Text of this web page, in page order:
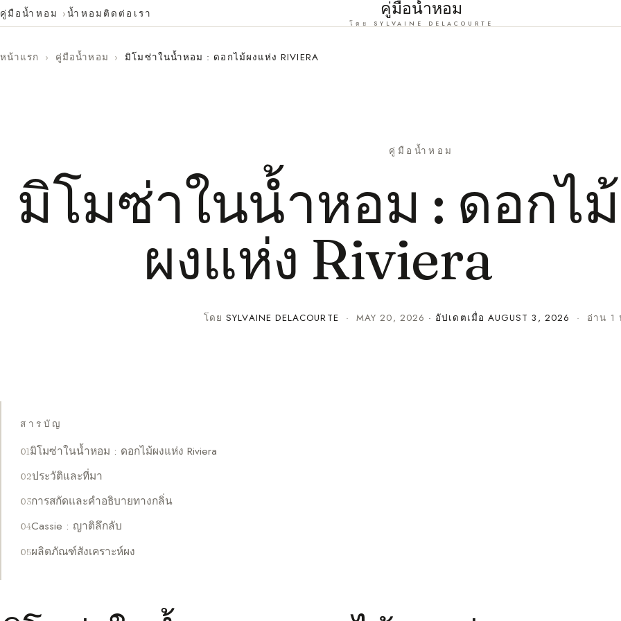
คู่มือน้ำหอม น้ำหอม ติดต่อเรา คู่มือน้ำหอม
โดย SYLVAINE DELACOURTE
หน้าแรก › คู่มือน้ำหอม › มิโมซ่าในน้ำหอม : ดอกไม้ผงแห่ง RIVIERA
คู่มือน้ำหอม
มิโมซ่าในน้ำหอม : ดอกไม้
ผงแห่ง Riviera
โดยSYLVAINE DELACOURTE ·MAY 20, 2026 · อัปเดตเมื่อ AUGUST 3, 2026 · อ่าน 1
สารบัญ
มิโมซ่าในน้ำหอม : ดอกไม้ผงแห่ง Riviera
ประวัติและที่มา
การสกัดและคำอธิบายทางกลิ่น
Cassie : ญาติลึกลับ
ผลิตภัณฑ์สังเคราะห์ผง